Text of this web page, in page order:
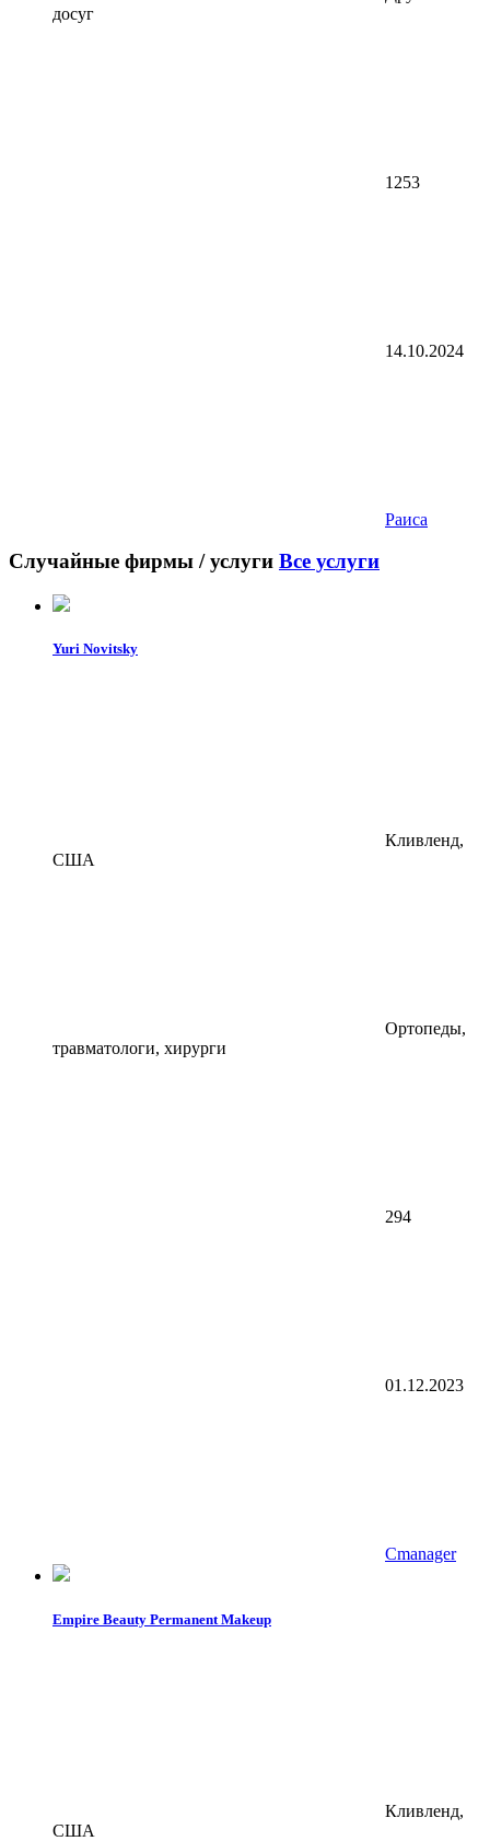
досуг
1253
14.10.2024
Раиса
Случайные фирмы / услуги Все услуги
Yuri Novitsky
Кливленд,
США
Ортопеды,
травматологи, хирурги
294
01.12.2023
Cmanager
Empire Beauty Permanent Makeup
Кливленд,
США